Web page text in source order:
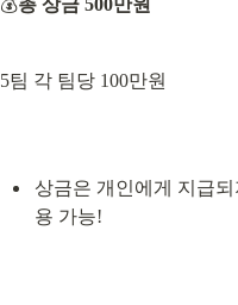
💰총 상금 500만원
5팀 각 팀당 100만원
상금은 개인에게 지급
용 가능!